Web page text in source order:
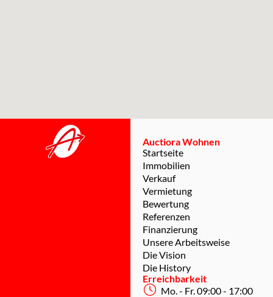
Auctiora Wohnen
Startseite
Immobilien
Verkauf
Vermietung
Bewertung
Referenzen
Finanzierung
Unsere Arbeitsweise
Die Vision
Die History
Erreichbarkeit
Mo. - Fr. 09:00 - 17:00